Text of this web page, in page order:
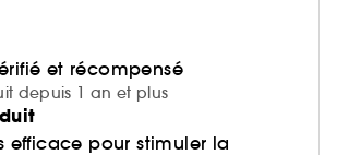
et récompensé
depuis 1 an et plus
efficace pour stimuler la